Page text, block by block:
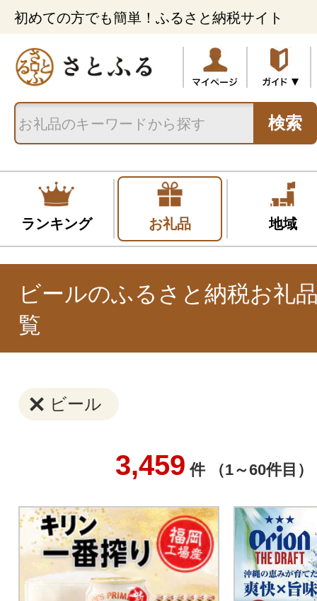
初めての方でも簡単！ふるさと納税サイト
検索
ランキング お礼品 地域
ビールのふるさと納税お礼
覧
ビール
3,459 件 （1～60件目）